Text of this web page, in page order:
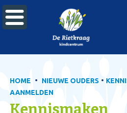

HOME • NIEUWE OUDERS •
AANMELDEN